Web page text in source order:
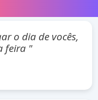
o dia de vocês,
feira "